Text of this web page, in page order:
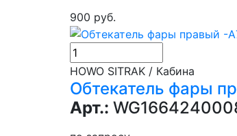
900 руб.
HOWO SITRAK / Кабина
Обтекатель фары
Арт.: